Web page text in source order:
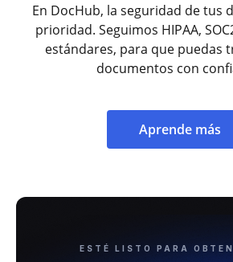
En DocHub, la seguridad de tus
prioridad. Seguimos HIPAA,
estándares, para que puedas
documentos con
Aprende más
ESTÉ LISTO PARA